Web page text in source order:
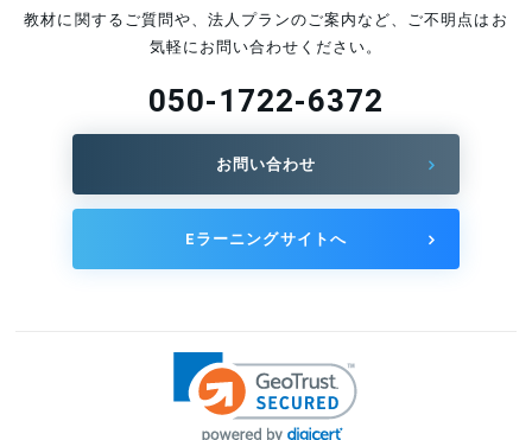
教材に関するご質問や、法人プランのご案内など、ご不明点はお
気軽にお問い合わせください。
050-1722-6372
お問い合わせ
Eラーニングサイトへ